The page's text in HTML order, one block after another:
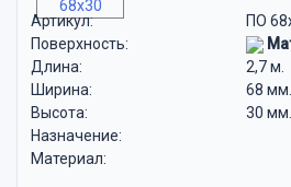
Артикул:
ПО
Поверхность:
Длина:
2,7 м.
Ширина:
68 мм.
Высота:
30 мм.
Назначение:
Материал: